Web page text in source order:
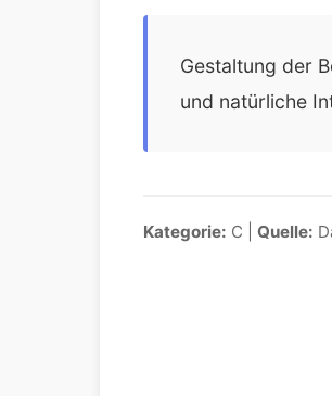
Gestaltung der
und natürliche
Kategorie: C | Quelle: